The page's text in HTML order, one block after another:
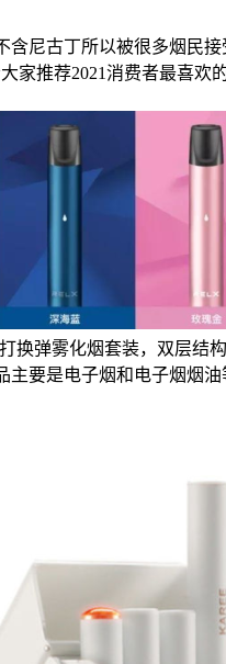
含尼古丁所以被很多烟民
家推荐2021消费者最喜欢
换弹雾化烟套装，双层结
要是电子烟和电子烟烟油